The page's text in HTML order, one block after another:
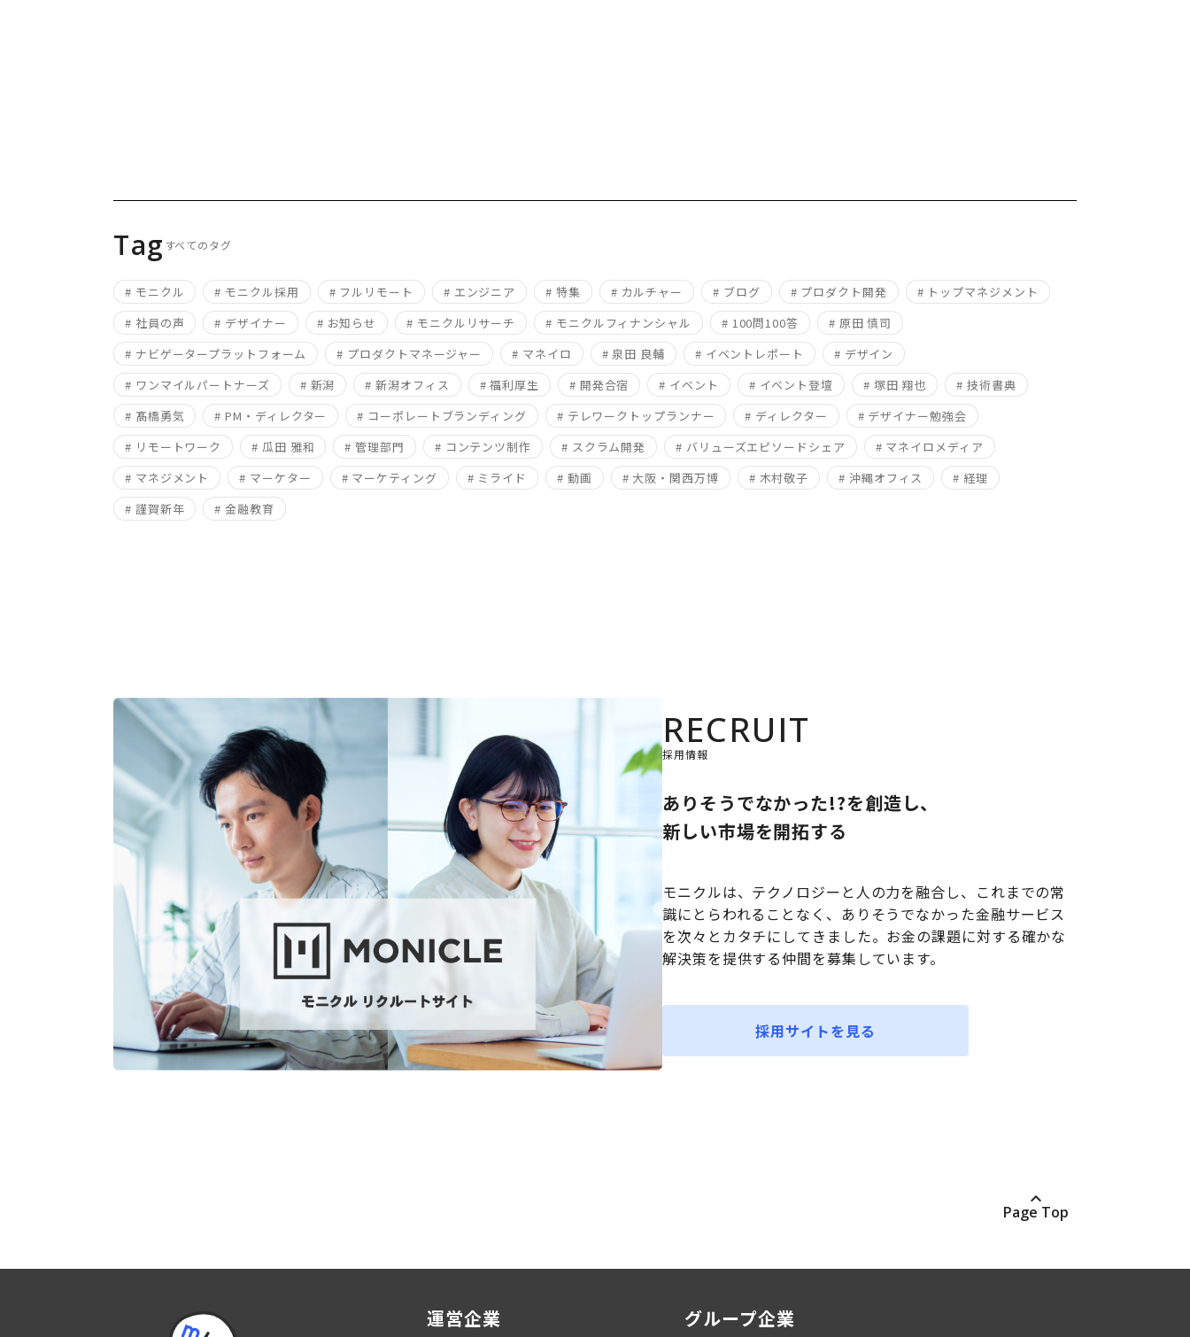
Tag すべてのタグ
# モニクル # モニクル採用 # フルリモート # エンジニア # 特集 # カルチャー # ブログ # プロダクト開発
# トップマネジメント
# 社員の声
# デザイナー # お知らせ # モニクルリサーチ # モニクルフィナンシャル # 100問100答
# 原田 慎司
# ナビゲータープラットフォーム
# プロダクトマネージャー # マネイロ # 泉田 良輔 # イベントレポート
# デザイン
# ワンマイルパートナーズ
# 新潟 # 新潟オフィス # 福利厚生 # 開発合宿 # イベント # イベント登壇 # 塚田 翔也
# 技術書典
# 髙橋勇気
# PM・ディレクター # コーポレートブランディング # テレワークトップランナー # ディレクター
# デザイナー勉強会
# リモートワーク
# 瓜田 雅和 # 管理部門 # コンテンツ制作 # スクラム開発 # バリューズエピソードシェア
# マネイロメディア
# マネジメント
# マーケター # マーケティング # ミライド # 動画 # 大阪・関西万博 # 木村敬子 # 沖縄オフィス
# 経理
# 謹賀新年
# 金融教育
RECRUIT
採用情報
ありそうでなかった!?を創造し、
新しい市場を開拓する
モニクルは、テクノロジーと人の力を融合し、これまでの常
識にとらわれることなく、ありそうでなかった金融サービス
を次々とカタチにしてきました。お金の課題に対する確かな
解決策を提供する仲間を募集しています。
採用サイトを見る
Page Top
運営企業 グループ企業